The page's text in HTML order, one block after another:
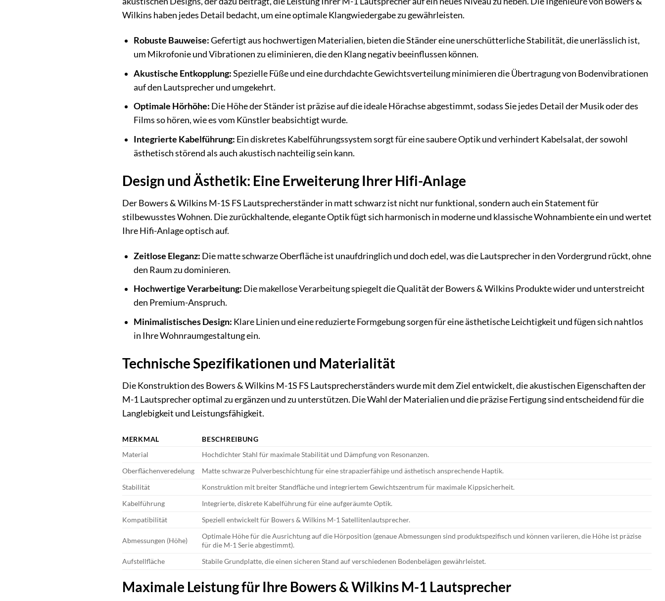
Wilkins haben jedes Detail bedacht, um eine optimale Klangwiedergabe zu gewährleisten.
Robuste Bauweise:Gefertigt aus hochwertigen Materialien, bieten die Ständer eine unerschütterliche Stabilität, die unerlässlich ist,
um Mikrofonie und Vibrationen zu eliminieren, die den Klang negativ beeinflussen können.
Akustische Entkopplung:Spezielle Füße und eine durchdachte Gewichtsverteilung minimieren die Übertragung von Bodenvibrationen
auf den Lautsprecher und umgekehrt.
Optimale Hörhöhe: Die Höhe der Ständer ist präzise auf die ideale Hörachse abgestimmt, sodass Sie jedes Detail der Musik oder des
Films so hören, wie es vom Künstler beabsichtigt wurde.
Integrierte Kabelführung: Ein diskretes Kabelführungssystem sorgt für eine saubere Optik und verhindert Kabelsalat, der sowohl
ästhetisch störend als auch akustisch nachteilig sein kann.
Design und Ästhetik: Eine Erweiterung Ihrer Hifi-Anlage
Der Bowers & Wilkins M-1S FS Lautsprecherständer in matt schwarz ist nicht nur funktional, sondern auch ein Statement für
stilbewusstes Wohnen. Die zurückhaltende, elegante Optik fügt sich harmonisch in moderne und klassische Wohnambiente ein und wertet
Ihre Hifi-Anlage optisch auf.
Zeitlose Eleganz: Die matte schwarze Oberfläche ist unaufdringlich und doch edel, was die Lautsprecher in den Vordergrund rückt, ohne
den Raum zu dominieren.
Hochwertige Verarbeitung: Die makellose Verarbeitung spiegelt die Qualität der Bowers & Wilkins Produkte wider und unterstreicht
den Premium-Anspruch.
Minimalistisches Design: Klare Linien und eine reduzierte Formgebung sorgen für eine ästhetische Leichtigkeit und fügen sich nahtlos
in Ihre Wohnraumgestaltung ein.
Technische Spezifikationen und Materialität
Die Konstruktion des Bowers & Wilkins M-1S FS Lautsprecherständers wurde mit dem Ziel entwickelt, die akustischen Eigenschaften der
M-1 Lautsprecher optimal zu ergänzen und zu unterstützen. Die Wahl der Materialien und die präzise Fertigung sind entscheidend für die
Langlebigkeit und Leistungsfähigkeit.
MERKMAL
BESCHREIBUNG
Material
Hochdichter Stahl für maximale Stabilität und Dämpfung von Resonanzen.
Oberflächenveredelung
Matte schwarze Pulverbeschichtung für eine strapazierfähige und ästhetisch ansprechende Haptik.
Stabilität
Konstruktion mit breiter Standfläche und integriertem Gewichtszentrum für maximale Kippsicherheit.
Kabelführung
Integrierte, diskrete Kabelführung für eine aufgeräumte Optik.
Kompatibilität
Speziell entwickelt für Bowers & Wilkins M-1 Satellitenlautsprecher.
Abmessungen (Höhe)
Optimale Höhe für die Ausrichtung auf die Hörposition (genaue Abmessungen sind produktspezifisch und können variieren, die Höhe ist präzise
für die M-1 Serie abgestimmt).
Aufstellfläche
Stabile Grundplatte, die einen sicheren Stand auf verschiedenen Bodenbelägen gewährleistet.
Maximale Leistung für Ihre Bowers & Wilkins M-1 Lautsprecher